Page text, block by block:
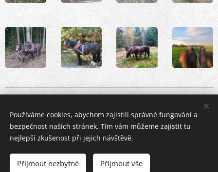
Používáme cookies, abychom zajistili správné fungování a
bezpečnost našich stránek. Tím vám můžeme zajistit tu
nejlepší zkušenost při jejich návštěvě.
Přijmout nezbytné Přijmout vše